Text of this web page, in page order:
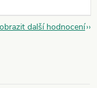
další hodnocení